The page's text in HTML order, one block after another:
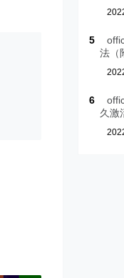
5
法（
6
久激